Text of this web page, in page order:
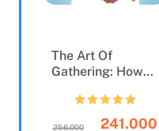
The Art Of
Gathering: How
It Matte...
256.000
241.000